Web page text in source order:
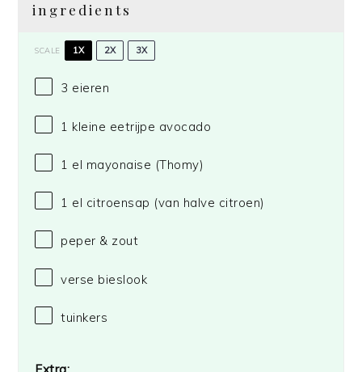
ingredients
SCALE 1X 2X 3X
3 eieren
1 kleine eetrijpe avocado
1 el mayonaise (Thomy)
1 el citroensap (van halve citroen)
peper & zout
verse bieslook
tuinkers